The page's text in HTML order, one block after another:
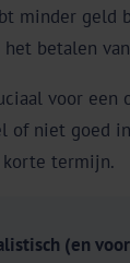
minder geld
betalen
voor een
of niet goed
termijn.
(en